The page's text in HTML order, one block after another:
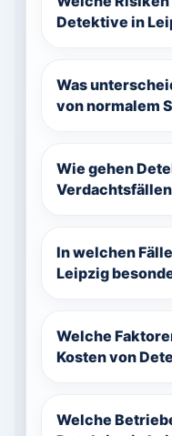
Detektive in
Was
von normalem
Wie gehen
In welchen
Leipzig
Welche
Kosten von
Welche